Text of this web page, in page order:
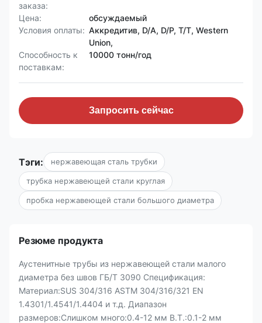
заказа:
Цена:
обсуждаемый
Условия оплаты: Аккредитив, D/A, D/P, T/T, Western
Union,
Способность к
поставкам:
10000 тонн/год
Запросить сейчас
Тэги: нержавеющая сталь трубки
трубка нержавеющей стали круглая
пробка нержавеющей стали большого диаметра
Резюме продукта
Аустенитные трубы из нержавеющей стали малого
диаметра без швов ГБ/Т 3090 Спецификация:
Материал:SUS 304/316 ASTM 304/316/321 EN
1.4301/1.4541/1.4404 и т.д. Диапазон
размеров:Слишком много:0.4-12 мм В.Т.:0.1-2 мм